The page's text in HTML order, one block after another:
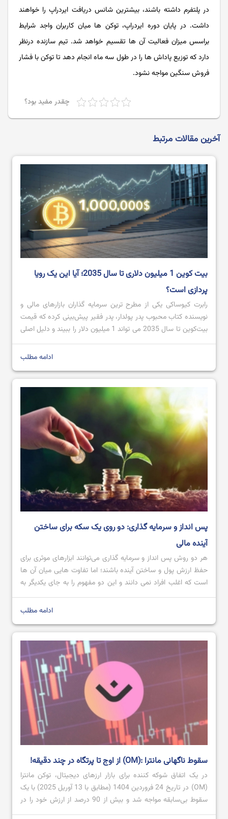
در پلتفرم داشته باشند، بیشترین شانس دریافت ایردراپ را خواهند
داشت. در پایان دوره ایردراپ، توکن ها میان کاربران واجد شرایط
براسس میزان فعالیت آن ها تقسیم خواهد شد. تیم سازنده درنظر
دارد که توزیع پاداش ها را در طول سه ماه انجام دهد تا توکن با فشار
فروش سنگین مواجه نشود.
چقدر مفید بود؟
آخرین مقالات مرتبط
بیت ‌کوین 1 میلیون دلاری تا سال 2035؛ آیا این یک رویا
پردازی است؟
رابرت کیوساکی یکی از مطرح ترین سرمایه گذاران بازارهای مالی و
نویسنده کتاب محبوب پدر پولدار، پدر فقیر پیش‌بینی کرده که قیمت
بیت‌کوین تا سال 2035 می تواند 1 میلیون دلار را ببیند و دلیل اصلی
آن را سقوط ارزش دلار آمریکا به خاطر سیاست‌های پولی تورمی می
ادامه مطلب
پس انداز و سرمایه گذاری: دو روی یک سکه برای ساختن
آینده مالی
هر دو روش پس انداز و سرمایه گذاری می‌توانند ابزارهای موثری برای
حفظ ارزش پول و ساختن آینده باشند؛ اما تفاوت هایی میان آن ها
است که اغلب افراد نمی دانند و این دو مفهوم را به جای یکدیگر به
کار می‌برند. پس انداز و سرمایه گذاری در واقع دو روی یک سکه
ادامه مطلب
سقوط ناگهانی مانترا :(OM) از اوج تا پرتگاه در چند دقیقه!
در یک اتفاق شوکه ‌کننده برای بازار ارزهای دیجیتال، توکن مانترا
(OM) در تاریخ 24 فروردین 1404 (مطابق با 13 آوریل 2025) با یک
سقوط بی‌سابقه مواجه شد و بیش از 90 درصد از ارزش خود را در
عرض چند دقیقه از دست داد. این ریزش ناگهانی سوالات زیادی را در